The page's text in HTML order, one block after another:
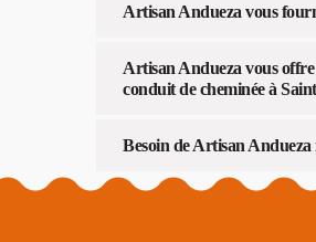
Artisan Andueza vous
Artisan Andueza vous
conduit de cheminée à
Besoin de Artisan